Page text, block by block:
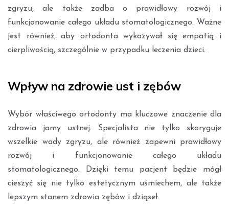
zgryzu, ale także zadba o prawidłowy rozwój i
funkcjonowanie całego układu stomatologicznego. Ważne
jest również, aby ortodonta wykazywał się empatią i
cierpliwością, szczególnie w przypadku leczenia dzieci.
Wpływ na zdrowie ust i zębów
Wybór właściwego ortodonty ma kluczowe znaczenie dla
zdrowia jamy ustnej. Specjalista nie tylko skoryguje
wszelkie wady zgryzu, ale również zapewni prawidłowy
rozwój i funkcjonowanie całego układu
stomatologicznego. Dzięki temu pacjent będzie mógł
cieszyć się nie tylko estetycznym uśmiechem, ale także
lepszym stanem zdrowia zębów i dziąseł.